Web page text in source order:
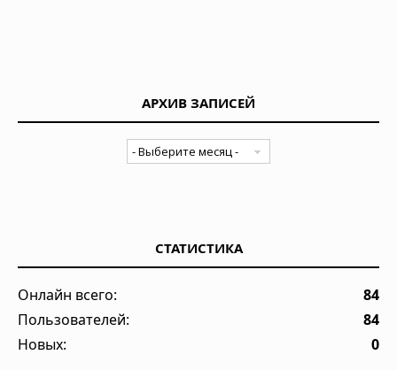
АРХИВ ЗАПИСЕЙ
СТАТИСТИКА
Онлайн всего:
84
Пользователей:
84
Новых:
0